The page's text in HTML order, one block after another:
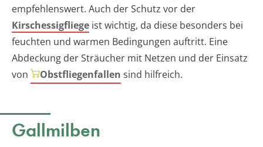
empfehlenswert. Auch der Schutz vor der
Kirschessigfliege ist wichtig, da diese besonders bei
feuchten und warmen Bedingungen auftritt. Eine
Abdeckung der Sträucher mit Netzen und der Einsatz
von
Obstfliegenfallen sind hilfreich.
Gallmilben